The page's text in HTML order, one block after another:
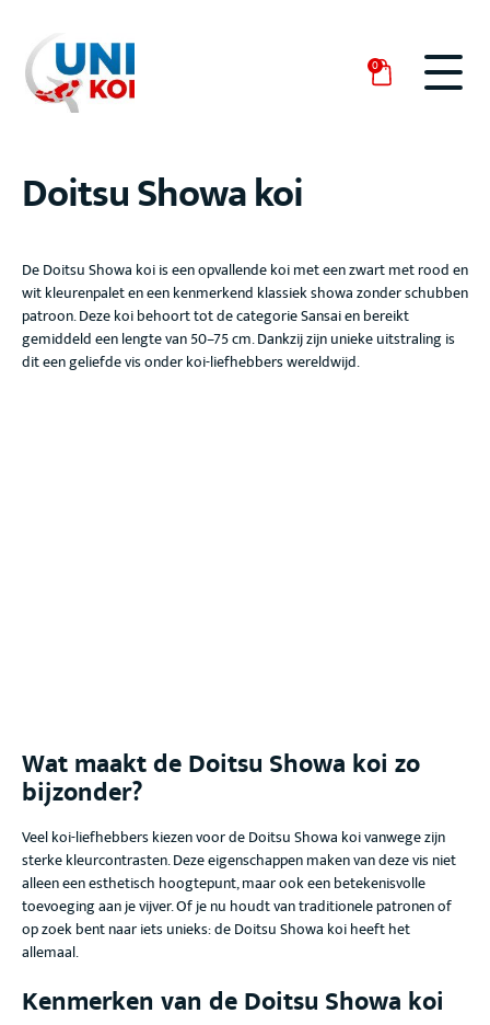
0
Doitsu Showa koi
De Doitsu Showa koi is een opvallende koi met een zwart met rood en
witkleurenpalet en een kenmerkend klassiek showa zonder schubben
patroon. Deze koi behoort tot de categorie Sansaien bereikt
gemiddeld een lengte van 50–75 cm. Dankzij zijn unieke uitstraling is
dit een geliefde vis onder koi-liefhebbers wereldwijd.
Wat maakt de Doitsu Showa koi zo
bijzonder?
Veel koi-liefhebbers kiezen voor de Doitsu Showa koivanwege zijn
sterke kleurcontrasten. Deze eigenschappen maken van deze vis niet
alleen een esthetisch hoogtepunt, maar ook een betekenisvolle
toevoeging aan je vijver. Of je nu houdt van traditionele patronen of
op zoek bent naar iets unieks: de Doitsu Showa koiheeft het
allemaal.
Kenmerken van de Doitsu Showa koi